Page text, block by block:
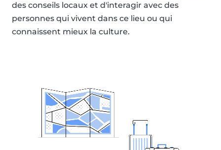
des conseils locaux et d'interagir avec des
personnes qui vivent dans ce lieu ou qui
connaissent mieux la culture.